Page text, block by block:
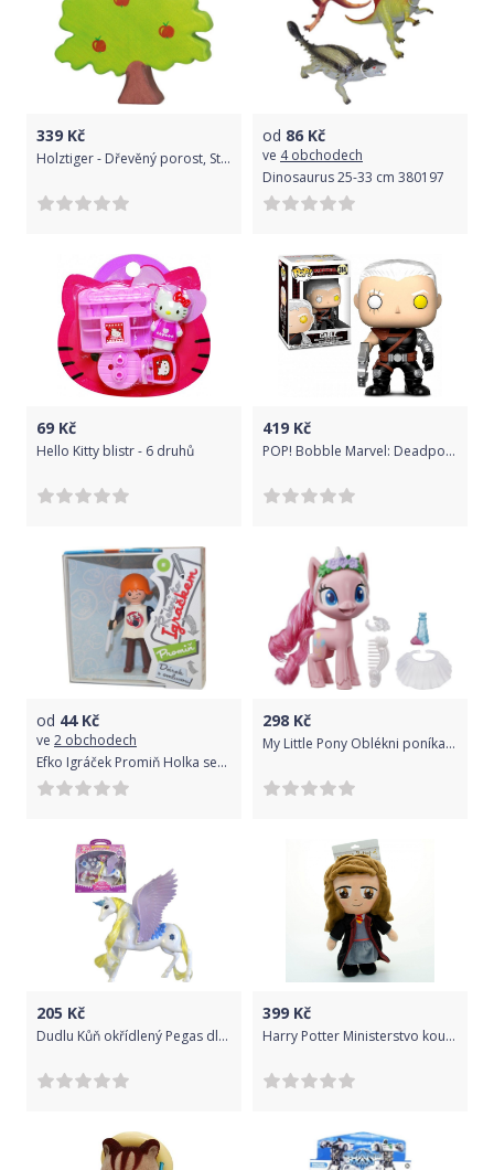
339 Kč
Holztiger - Dřevěný porost, Strom jabloň
od 86 Kč
ve 4 obchodech
Dinosaurus 25-33 cm 380197
69 Kč
Hello Kitty blistr - 6 druhů
419 Kč
POP! Bobble Marvel: Deadpool Parody: Cable
od 44Kč
ve 2 obchodech
Efko Igráček Promiň Holka sexbomba
298 Kč
My Little Pony Oblékni poníka Pinkie Pie
205 Kč
Dudlu Kůň okřídlený Pegas dlouhá hříva set s doplňky na baterie Světlo Zvuk
399 Kč
Harry Potter Ministerstvo kouzel Hermiona 29 cm